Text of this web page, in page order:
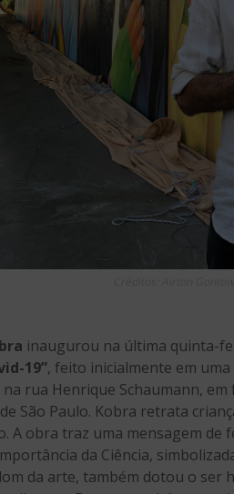
inaugurou na última quinta-
19”, feito inicialmente em
rua Henrique Schaumann,
São Paulo. Kobra retrata
A obra traz uma mensagem
da Ciência,
da arte, também dotou o ser